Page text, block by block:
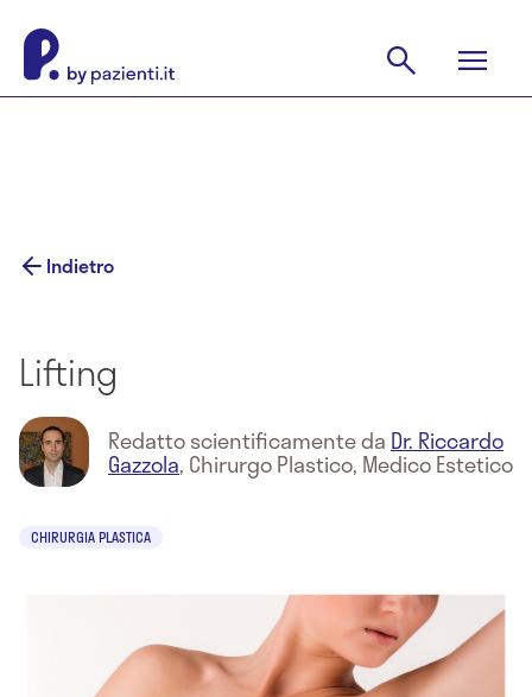
Indietro
Lifting
Redatto scientificamente da Dr. Riccardo
Gazzola, Chirurgo Plastico, Medico Estetico
CHIRURGIA PLASTICA